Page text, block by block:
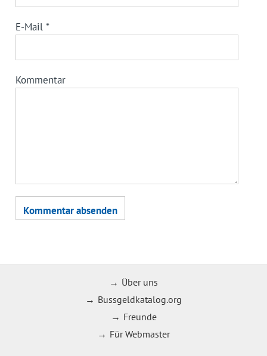
E-Mail *
Kommentar
Über uns
Bussgeldkatalog.org
Freunde
Für Webmaster